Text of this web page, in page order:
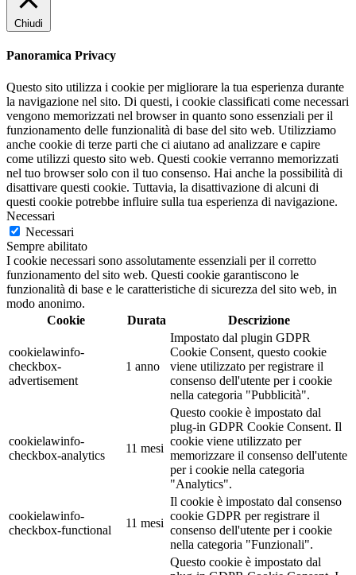
Chiudi
Panoramica Privacy
Questo sito utilizza i cookie per migliorare la tua esperienza durante
la navigazione nel sito. Di questi, i cookie classificati come necessari
vengono memorizzati nel browser in quanto sono essenziali per il
funzionamento delle funzionalità di base del sito web. Utilizziamo
anche cookie di terze parti che ci aiutano ad analizzare e capire
come utilizzi questo sito web. Questi cookie verranno memorizzati
nel tuo browser solo con il tuo consenso. Hai anche la possibilità di
disattivare questi cookie. Tuttavia, la disattivazione di alcuni di
questi cookie potrebbe influire sulla tua esperienza di navigazione.
Necessari
Necessari
Sempre abilitato
I cookie necessari sono assolutamente essenziali per il corretto
funzionamento del sito web. Questi cookie garantiscono le
funzionalità di base e le caratteristiche di sicurezza del sito web, in
modo anonimo.
Cookie
Durata Descrizione
cookielawinfo-
checkbox-
advertisement
1 anno
Impostato dal plugin GDPR
Cookie Consent, questo cookie
viene utilizzato per registrare il
consenso dell'utente per i cookie
nella categoria "Pubblicità".
cookielawinfo-
checkbox-analytics
11 mesi
Questo cookie è impostato dal
plug-in GDPR Cookie Consent. Il
cookie viene utilizzato per
memorizzare il consenso dell'utente
per i cookie nella categoria
"Analytics".
cookielawinfo-
checkbox-functional
11 mesi
Il cookie è impostato dal consenso
cookie GDPR per registrare il
consenso dell'utente per i cookie
nella categoria "Funzionali".
Questo cookie è impostato dal